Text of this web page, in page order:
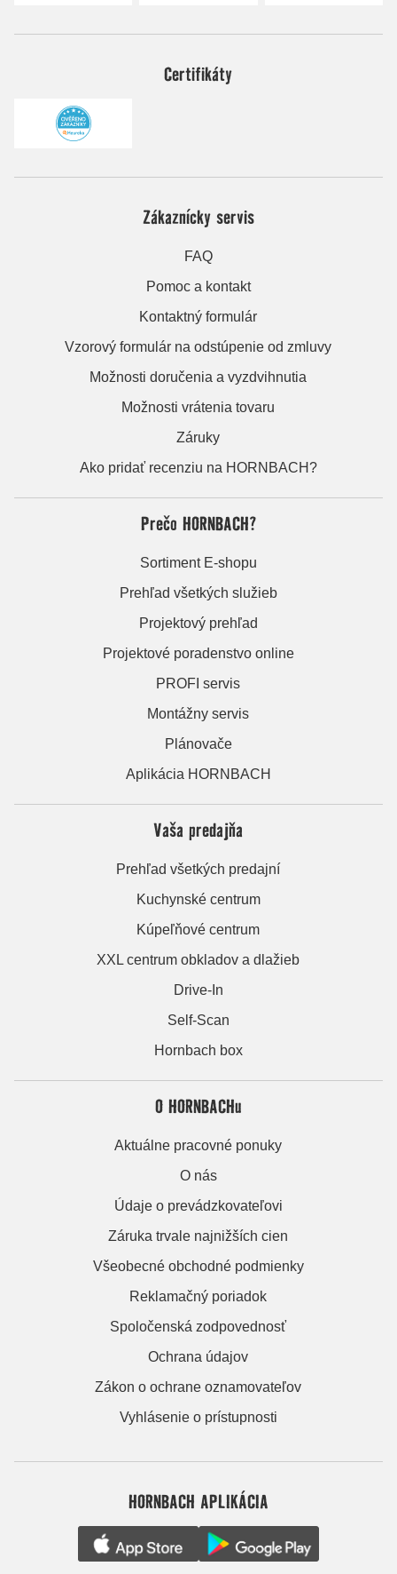
Certifikáty
Zákaznícky servis
FAQ
Pomoc a kontakt
Kontaktný formulár
Vzorový formulár na odstúpenie od zmluvy
Možnosti doručenia a vyzdvihnutia
Možnosti vrátenia tovaru
Záruky
Ako pridať recenziu na HORNBACH?
Prečo HORNBACH?
Sortiment E-shopu
Prehľad všetkých služieb
Projektový prehľad
Projektové poradenstvo online
PROFI servis
Montážny servis
Plánovače
Aplikácia HORNBACH
Vaša predajňa
Prehľad všetkých predajní
Kuchynské centrum
Kúpeľňové centrum
XXL centrum obkladov a dlažieb
Drive-In
Self-Scan
Hornbach box
O HORNBACHu
Aktuálne pracovné ponuky
O nás
Údaje o prevádzkovateľovi
Záruka trvale najnižších cien
Všeobecné obchodné podmienky
Reklamačný poriadok
Spoločenská zodpovednosť
Ochrana údajov
Zákon o ochrane oznamovateľov
Vyhlásenie o prístupnosti
HORNBACH APLIKÁCIA